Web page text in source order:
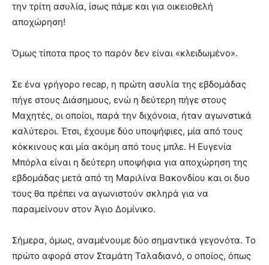
την τρίτη ασυλία, ίσως πάμε και για οικειοθελή
αποχώρηση!
Όμως τίποτα προς το παρόν δεν είναι «κλειδωμένο».
Σε ένα γρήγορο recap, η πρώτη ασυλία της εβδομάδας
πήγε στους Διάσημους, ενώ η δεύτερη πήγε στους
Μαχητές, οι οποίοι, παρά την διχόνοια, ήταν αγωνστικά
καλύτεροι. Έτσι, έχουμε δύο υποψήφιες, μία από τους
κόκκινους και μία ακόμη από τους μπλε. Η Ευγενία
Μπόρλα είναι η δεύτερη υποψήφια για αποχώρηση της
εβδομάδας μετά από τη Μαριλίνα Βακονδίου και οι δυο
τους θα πρέπει να αγωνιστούν σκληρά για να
παραμείνουν στον Άγιο Δομίνικο.
Σήμερα, όμως, αναμένουμε δύο σημαντικά γεγονότα. Το
πρώτο αφορά στον Σταμάτη Ταλαδιανό, ο οποίος, όπως